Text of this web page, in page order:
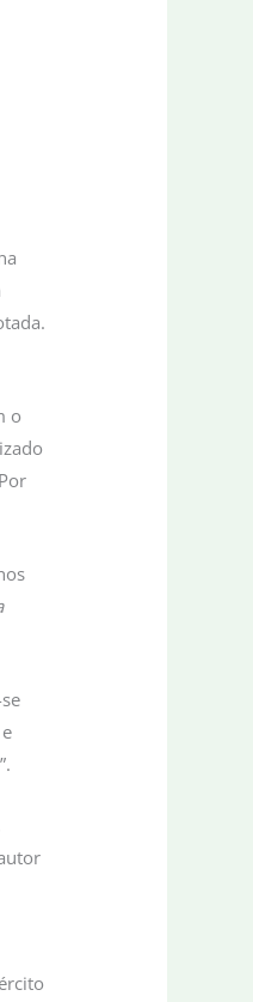
o